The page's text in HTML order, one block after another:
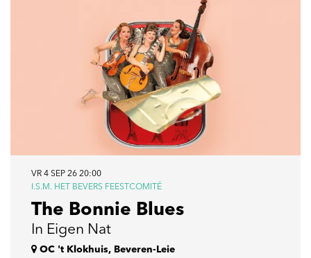
The Bonnie Blues
In Eigen Nat
I.S.M. HET BEVERS FEESTCOMITÉ
VR 4 SEP 26 20:00
OC 't Klokhuis, Beveren-Leie